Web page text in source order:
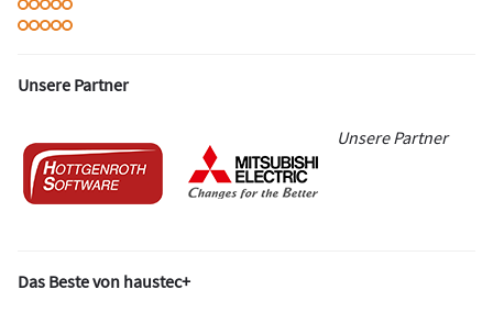
Unsere Partner
Unsere Partner
Das Beste von haustec+